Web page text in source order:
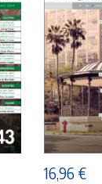
16,96 €